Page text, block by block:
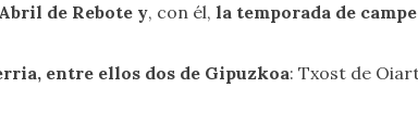
de Rebote y, con él, la temporada de
entre ellos dos de Gipuzkoa: Txost de